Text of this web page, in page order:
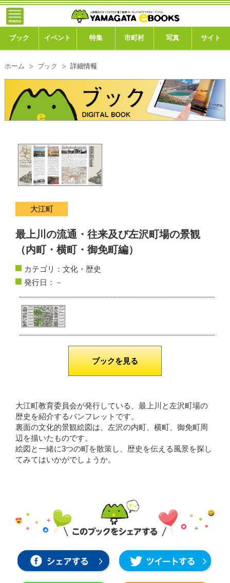
ブック イベント 特集 市町村 写真 サイト
ホーム ブック 詳細情報
大江町
最上川の流通・往来及び左沢町場の景観
（内町・横町・御免町編）
カテゴリ：文化・歴史
発行日：－
ブックを見る
大江町教育委員会が発行している、最上川と左沢町場の
歴史を紹介するパンフレットです。
裏面の文化的景観絵図は、左沢の内町、横町、御免町周
辺を描いたものです。
絵図と一緒に3つの町を散策し、歴史を伝える風景を探し
てみてはいかがでしょうか。
トップ
ブック
市町村
このサイトについて
運営会社
ご利用ガイド
サイトマップ
お問い合わせ
掲載の方法
掲載規約
}; -->